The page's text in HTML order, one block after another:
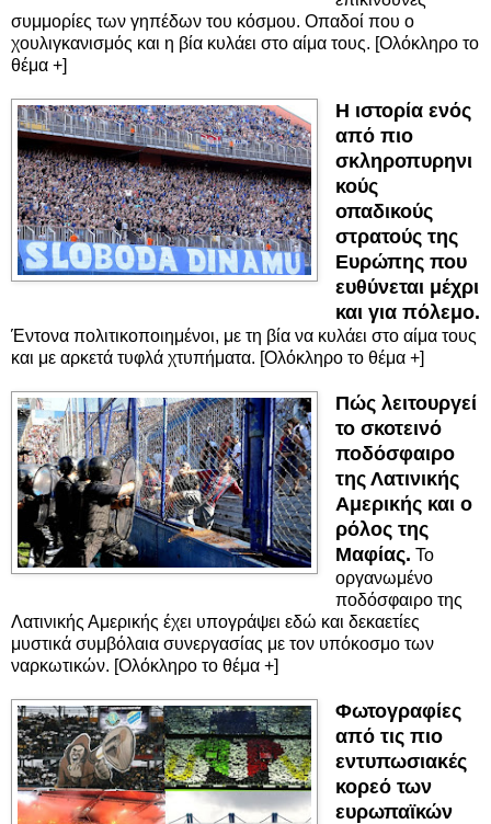
συμμορίες των γηπέδων του κόσμου. Οπαδοί που ο
χουλιγκανισμός και η βία κυλάει στο αίμα τους. [Ολόκληρο το
θέμα +]
Η ιστορία ενός
από πιο
σκληροπυρηνι
κούς
οπαδικούς
στρατούς της
Ευρώπης που
ευθύνεται μέχρι
και για πόλεμο.
Έντονα πολιτικοποιημένοι, με τη βία να κυλάει στο αίμα τους
και με αρκετά τυφλά χτυπήματα. [Ολόκληρο το θέμα +]
Πώς λειτουργεί
το σκοτεινό
ποδόσφαιρο
της Λατινικής
Αμερικής και ο
ρόλος της
Μαφίας. Το
οργανωμένο
ποδόσφαιρο της
Λατινικής Αμερικής έχει υπογράψει εδώ και δεκαετίες
μυστικά συμβόλαια συνεργασίας με τον υπόκοσμο των
ναρκωτικών. [Ολόκληρο το θέμα +]
Φωτογραφίες
από τις πιο
εντυπωσιακές
κορεό των
ευρωπαϊκών